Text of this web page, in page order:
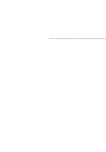
Агентство